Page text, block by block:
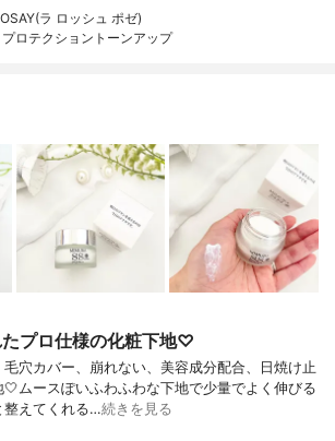
ラ ロッシュ ポゼ)
ロテクショントーンアップ
プロ仕様の化粧下地♡
穴カバー、崩れない、美容成分配合、日焼け止
ムースぽいふわふわな下地で少量でよく伸びる
整えてくれる…続きを見る